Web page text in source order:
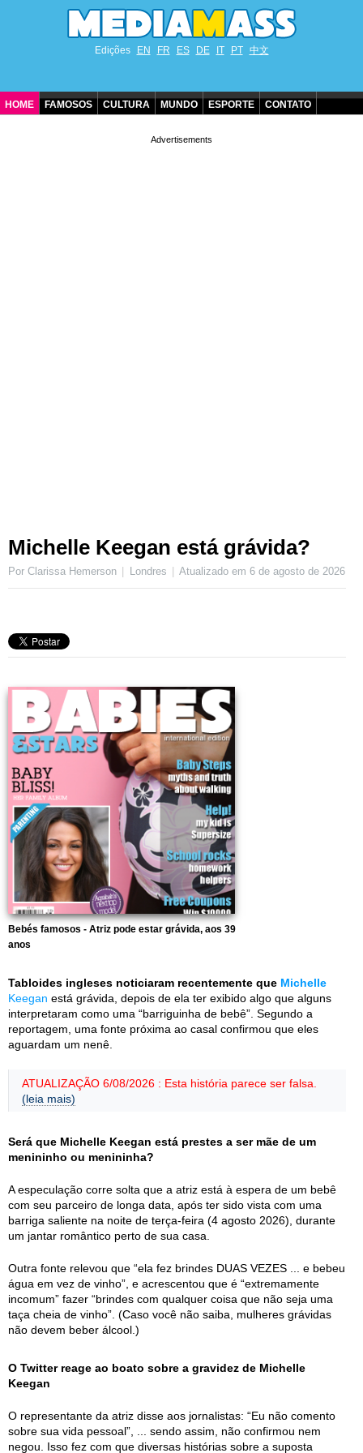
Edições EN FR ES DE IT PT 中文
HOME FAMOSOS CULTURA MUNDO ESPORTE CONTATO
Michelle Keegan está grávida?
Por Clarissa Hemerson Londres Atualizado em6 de agosto de 2026
Bebés famosos - Atriz pode estar grávida, aos 39
anos
Tabloides ingleses noticiaram recentemente que Michelle
Keegan está grávida, depois de ela ter exibido algo que alguns
interpretaram como uma “barriguinha de bebê”. Segundo a
reportagem, uma fonte próxima ao casal confirmou que eles
aguardam um nenê.
ATUALIZAÇÃO 6/08/2026 : Esta história parece ser falsa.
(leia mais)
Será que Michelle Keegan está prestes a ser mãe de um
menininho ou menininha?
A especulação corre solta que a atriz está à espera de um bebê
com seu parceiro de longa data, após ter sido vista com uma
barriga saliente na noite de terça-feira (4 agosto 2026), durante
um jantar romântico perto de sua casa.
Outra fonte relevou que “ela fez brindes DUAS VEZES ... e bebeu
água em vez de vinho”, e acrescentou que é “extremamente
incomum” fazer “brindes com qualquer coisa que não seja uma
taça cheia de vinho”. (Caso você não saiba, mulheres grávidas
não devem beber álcool.)
O Twitter reage ao boato sobre a gravidez de Michelle
Keegan
O representante da atriz disse aos jornalistas: “Eu não comento
sobre sua vida pessoal”, ... sendo assim, não confirmou nem
negou. Isso fez com que diversas histórias sobre a suposta